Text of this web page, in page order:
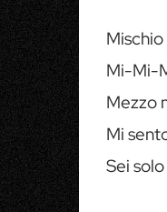
Mi-Mi-
Mezzo
Mi
Sei